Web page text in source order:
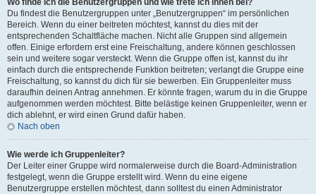
Wo finde ich die Benutzergruppen und wie trete ich ihnen bei?
Du findest die Benutzergruppen unter „Benutzergruppen“ im persönlichen
Bereich. Wenn du einer beitreten möchtest, kannst du dies mit der
entsprechenden Schaltfläche machen. Nicht alle Gruppen sind allgemein
offen. Einige erfordern erst eine Freischaltung, andere können geschlossen
sein und weitere sogar versteckt. Wenn die Gruppe offen ist, kannst du ihr
einfach durch die entsprechende Funktion beitreten; verlangt die Gruppe eine
Freischaltung, so kannst du dich für sie bewerben. Ein Gruppenleiter muss
daraufhin deinen Antrag annehmen. Er könnte fragen, warum du in die Gruppe
aufgenommen werden möchtest. Bitte belästige keinen Gruppenleiter, wenn er
dich ablehnt, er wird einen Grund dafür haben.
Nach oben
Wie werde ich Gruppenleiter?
Der Leiter einer Gruppe wird normalerweise durch die Board-Administration
festgelegt, wenn die Gruppe erstellt wird. Wenn du eine eigene
Benutzergruppe erstellen möchtest, dann solltest du einen Administrator